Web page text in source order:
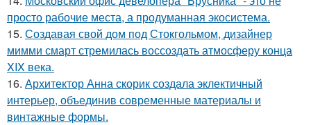
просто рабочие места, а продуманная экосистема.
15. Создавая свой дом под Стокгольмом, дизайнер
мимми смарт стремилась воссоздать атмосферу конца
XIX века.
16. Архитектор Анна скорик создала эклектичный
интерьер, объединив современные материалы и
винтажные формы.